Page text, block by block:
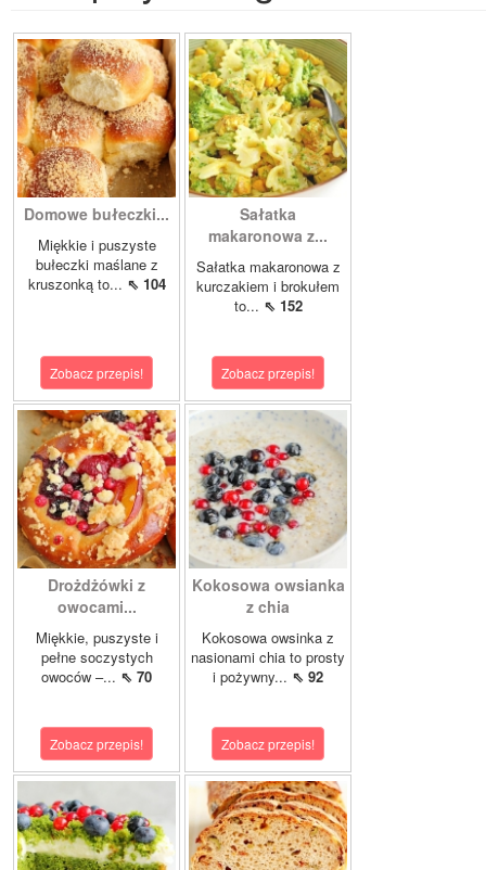
Domowe bułeczki...
Miękkie i puszyste
bułeczki maślane z
kruszonką to... ⇖ 104
Zobacz przepis!
Sałatka
makaronowa z...
Sałatka makaronowa z
kurczakiem i brokułem
to... ⇖ 152
Zobacz przepis!
Drożdżówki z
owocami...
Miękkie, puszyste i
pełne soczystych
owoców –... ⇖ 70
Zobacz przepis!
Kokosowa owsianka
z chia
Kokosowa owsinka z
nasionami chia to prosty
i pożywny... ⇖ 92
Zobacz przepis!